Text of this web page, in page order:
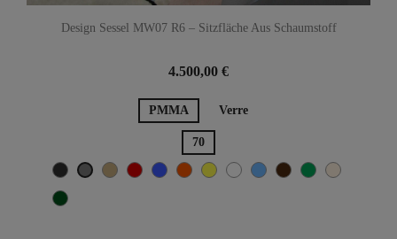
Design Sessel MW07 R6 – Sitzfläche Aus Schaumstoff
4.500,00 €
PMMA Verre
70
Gris anthracite
GrauBeigeRot BlauOrangeGelbWeißTÜRKISCH-BLAU
BraunGrünHellbeige
khaki